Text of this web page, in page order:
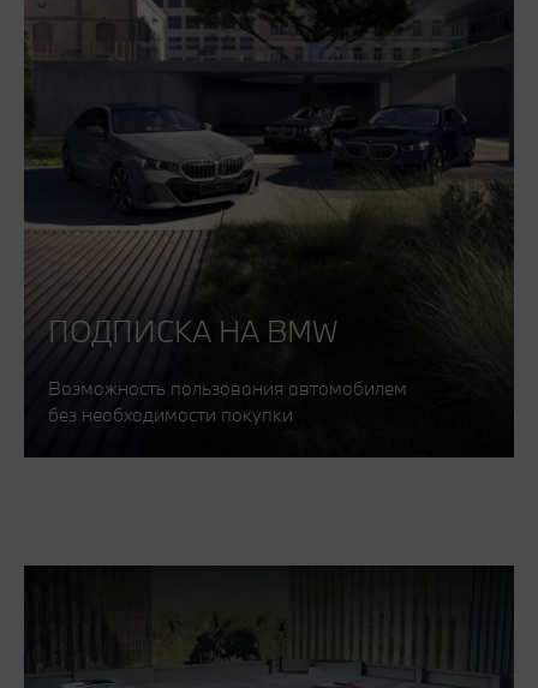
ПОДПИСКА НА BMW
Возможность пользования автомобилем
без необходимости покупки